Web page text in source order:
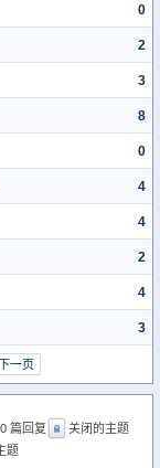
0
2
3
8
0
4
4
2
4
3
一页
篇回复
关闭的主题
题